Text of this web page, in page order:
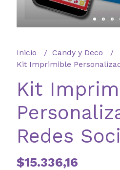
Inicio
Candy y Deco
Kit Imprimible
Kit
Redes
$15.336,16